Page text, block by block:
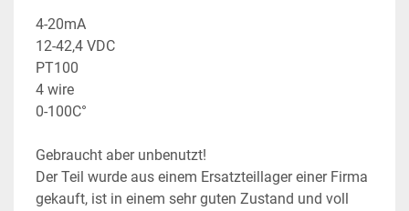
4-20mA
12-42,4 VDC
PT100
4 wire
0-100C°
Gebraucht aber unbenutzt!
Der Teil wurde aus einem Ersatzteillager einer Firma
gekauft, ist in einem sehr guten Zustand und voll